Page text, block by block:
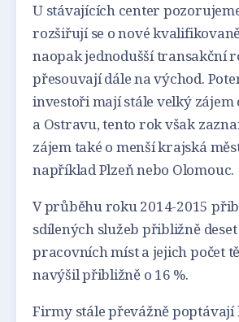
U stávajících center
rozšiřují se o nové
naopak jednodušší transakční
přesouvají dále na východ.
investoři mají stále velký zájem
a Ostravu, tento rok však
zájem také o menší krajská
například Plzeň nebo Olomouc.
V průběhu roku 2014-2015
sdílených služeb přibližně
pracovních míst a jejich počet
navýšil přibližně o 16 %.
Firmy stále převážně poptávají